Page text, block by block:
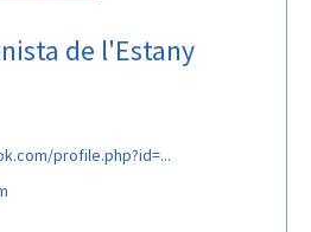
de l'Estany
profile.php?id=...